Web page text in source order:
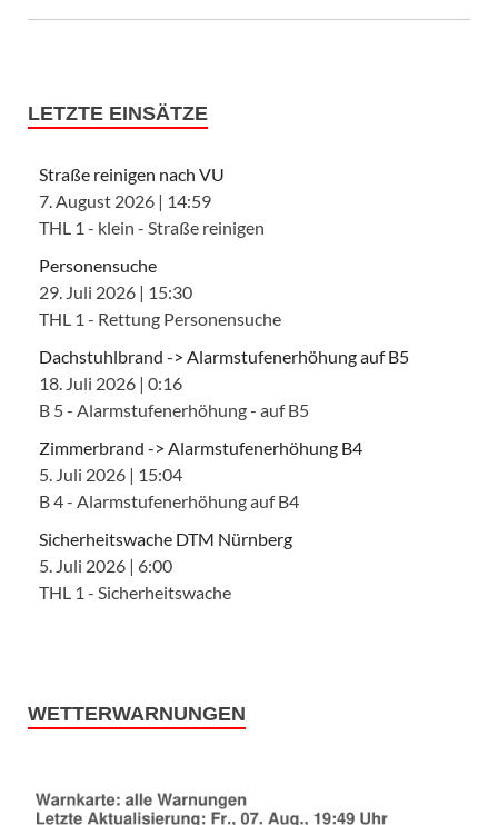
LETZTE EINSÄTZE
Straße reinigen nach VU
7. August 2026 | 14:59
THL 1 - klein - Straße reinigen
Personensuche
29. Juli 2026 | 15:30
THL 1 - Rettung Personensuche
Dachstuhlbrand -> Alarmstufenerhöhung auf B5
18. Juli 2026 | 0:16
B 5 - Alarmstufenerhöhung - auf B5
Zimmerbrand -> Alarmstufenerhöhung B4
5. Juli 2026 | 15:04
B 4 - Alarmstufenerhöhung auf B4
Sicherheitswache DTM Nürnberg
5. Juli 2026 | 6:00
THL 1 - Sicherheitswache
WETTERWARNUNGEN